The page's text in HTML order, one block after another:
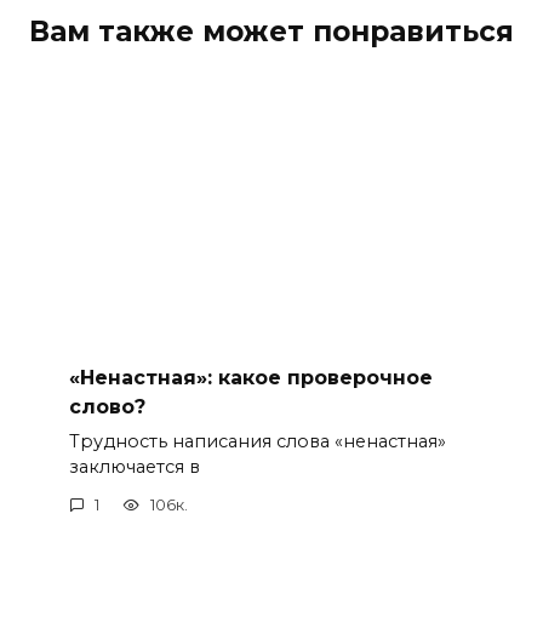
Вам также может понравиться
«Ненастная»: какое проверочное
слово?
Трудность написания слова «ненастная»
заключается в
1 106к.